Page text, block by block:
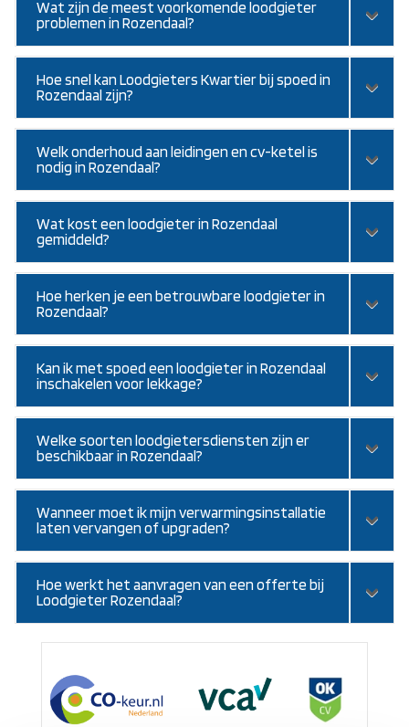
Wat zijn de meest voorkomende loodgieter
problemen in Rozendaal?
Hoe snel kan Loodgieters Kwartier bij spoed in
Rozendaal zijn?
Welk onderhoud aan leidingen en cv-ketel is
nodig in Rozendaal?
Wat kost een loodgieter in Rozendaal
gemiddeld?
Hoe herken je een betrouwbare loodgieter in
Rozendaal?
Kan ik met spoed een loodgieter in Rozendaal
inschakelen voor lekkage?
Welke soorten loodgietersdiensten zijn er
beschikbaar in Rozendaal?
Wanneer moet ik mijn verwarmingsinstallatie
laten vervangen of upgraden?
Hoe werkt het aanvragen van een offerte bij
Loodgieter Rozendaal?